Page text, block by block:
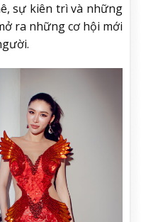
sự kiên trì và những
ra những cơ hội mới